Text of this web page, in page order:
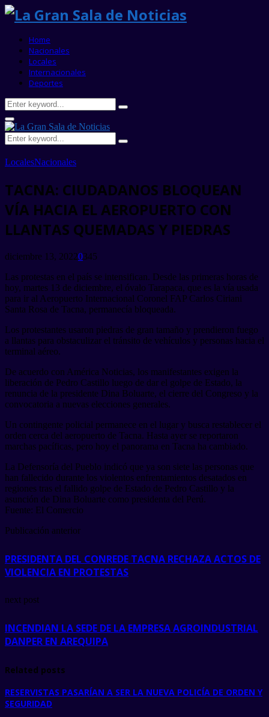
Home
Nacionales
Locales
Internacionales
Deportes
Search
for:
Search
Primary
Menu
Search
for:
Search
LocalesNacionales
TACNA: CIUDADANOS BLOQUEAN
VÍA HACIA EL AEROPUERTO CON
LLANTAS QUEMADAS Y PIEDRAS
diciembre 13, 20220345
Las protestas en el país se intensifican. Desde las primeras horas de
hoy, martes 13 de diciembre, el óvalo Tarapaca, que es la vía usada
para ir al Aeropuerto Internacional Coronel FAP Carlos Ciriani
Santa Rosa de Tacna, permanecía bloqueada.
Los protestantes usaron piedras de gran tamaño y prendieron fuego
a llantas para obstaculizar el tránsito de vehículos y personas hacia el
terminal aéreo.
De acuerdo con América Noticias, los manifestantes exigen la
liberación de Pedro Castillo luego de dar el golpe de Estado, la
renuncia de la presidente Dina Boluarte, el cierre del Congreso y la
convocatoria a nuevas elecciones generales.
Un contingente policial permanece en el lugar y busca restablecer el
orden cerca del aeropuerto de Tacna. Hasta ayer se reportaron
marchas pacíficas, pero hoy el panorama en Tacna ha cambiado.
La Defensoría del Pueblo indicó que ya son siete las personas que
han fallecido durante los violentos enfrentamientos desatados en
regiones tras el fallido golpe de Estado de Pedro Castillo y la
asunción de Dina Boluarte como presidenta del Perú.
Fuente: El Comercio
Publicación anterior
PRESIDENTA DEL CONREDE TACNA RECHAZA ACTOS DE
VIOLENCIA EN PROTESTAS
next post
INCENDIAN LA SEDE DE LA EMPRESA AGROINDUSTRIAL
DANPER EN AREQUIPA
Related posts
RESERVISTAS PASARÍAN A SER LA NUEVA POLICÍA DE ORDEN Y
SEGURIDAD